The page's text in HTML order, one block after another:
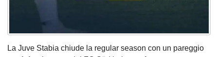
La Juve Stabia chiude la regular season con un pareggio